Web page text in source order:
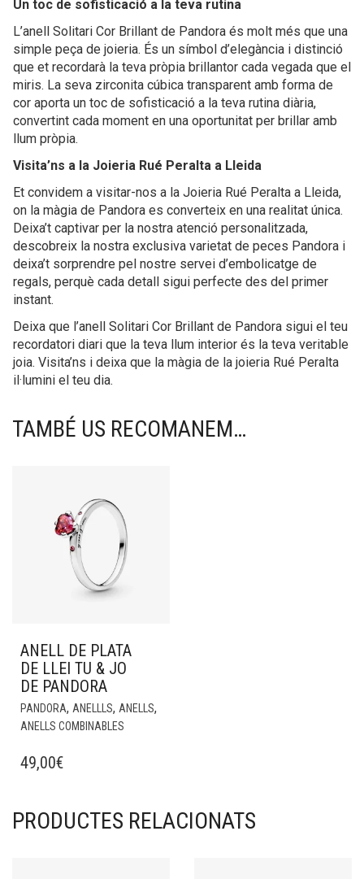
Un toc de sofisticació a la teva rutina
L’anell Solitari Cor Brillant de Pandora és molt més que una
simple peça de joieria. És un símbol d’elegància i distinció
que et recordarà la teva pròpia brillantor cada vegada que el
miris. La seva zirconita cúbica transparent amb forma de
cor aporta un toc de sofisticació a la teva rutina diària,
convertint cada moment en una oportunitat per brillar amb
llum pròpia.
Visita’ns a la Joieria Rué Peralta a Lleida
Et convidem a visitar-nos a la Joieria Rué Peralta a Lleida,
on la màgia de Pandora es converteix en una realitat única.
Deixa’t captivar per la nostra atenció personalitzada,
descobreix la nostra exclusiva varietat de peces Pandora i
deixa’t sorprendre pel nostre servei d’embolicatge de
regals, perquè cada detall sigui perfecte des del primer
instant.
Deixa que l’anell Solitari Cor Brillant de Pandora sigui el teu
recordatori diari que la teva llum interior és la teva veritable
joia. Visita’ns i deixa que la màgia de la joieria Rué Peralta
il·lumini el teu dia.
TAMBÉ US RECOMANEM…
ANELL DE PLATA
DE LLEI TU & JO
DE PANDORA
PANDORA, ANELLLS, ANELLS,
ANELLS COMBINABLES
49,00€
PRODUCTES RELACIONATS